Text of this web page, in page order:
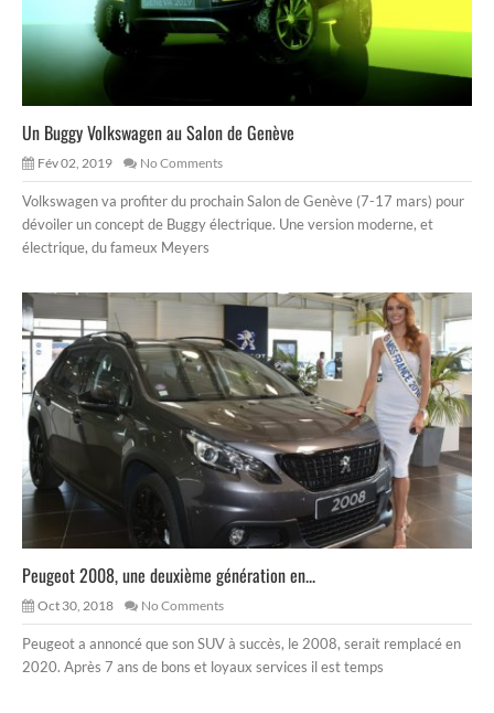
Un Buggy Volkswagen au Salon de Genève
Fév 02, 2019 No Comments
Volkswagen va profiter du prochain Salon de Genève (7-17 mars) pour
dévoiler un concept de Buggy électrique. Une version moderne, et
électrique, du fameux Meyers
Peugeot 2008, une deuxième génération en...
Oct 30, 2018 No Comments
Peugeot a annoncé que son SUV à succès, le 2008, serait remplacé en
2020. Après 7 ans de bons et loyaux services il est temps